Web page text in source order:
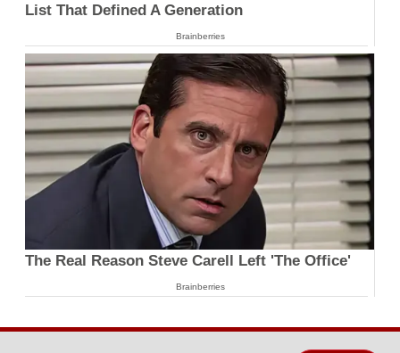
List That Defined A Generation
Brainberries
The Real Reason Steve Carell Left 'The Office'
Brainberries